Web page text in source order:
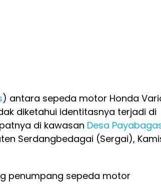
) antara sepeda motor Honda
diketahui identitasnya terjadi di
di kawasan Desa
Serdangbedagai (Sergai),
penumpang sepeda motor